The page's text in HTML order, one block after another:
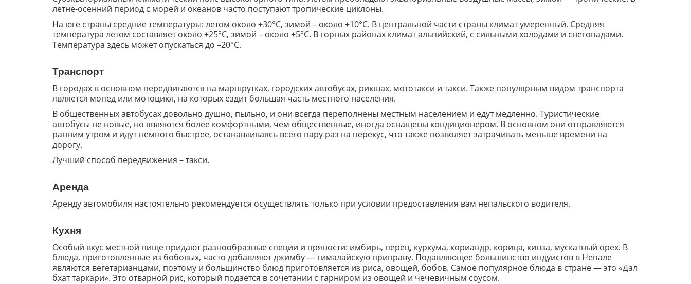
летне-осенний период с морей и океанов часто поступают тропические циклоны.
На юге страны средние температуры: летом около +30°C, зимой – около +10°C. В центральной части страны климат умеренный. Средняя
температура летом составляет около +25°C, зимой – около +5°C. В горных районах климат альпийский, с сильными холодами и снегопадами.
Температура здесь может опускаться до –20°C.
Транспорт
В городах в основном передвигаются на маршрутках, городских автобусах, рикшах, мототакси и такси. Также популярным видом транспорта
является мопед или мотоцикл, на которых ездит большая часть местного населения.
В общественных автобусах довольно душно, пыльно, и они всегда переполнены местным населением и едут медленно. Туристические
автобусы не новые, но являются более комфортными, чем общественные, иногда оснащены кондиционером. В основном они отправляются
ранним утром и идут немного быстрее, останавливаясь всего пару раз на перекус, что также позволяет затрачивать меньше времени на
дорогу.
Лучший способ передвижения – такси.
Аренда
Аренду автомобиля настоятельно рекомендуется осуществлять только при условии предоставления вам непальского водителя.
Кухня
Особый вкус местной пище придают разнообразные специи и пряности: имбирь, перец, куркума, кориандр, корица, кинза, мускатный орех. В
блюда, приготовленные из бобовых, часто добавляют джимбу — гималайскую приправу. Подавляющее большинство индуистов в Непале
являются вегетарианцами, поэтому и большинство блюд приготовляется из риса, овощей, бобов. Самое популярное блюда в стране — это «Дал
бхат таркари». Это отварной рис, который подается в сочетании с гарниром из овощей и чечевичным соусом.